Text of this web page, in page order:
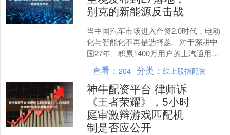
别克的新能源反击战
当中国汽车市场进入合资2.0时代，电动
化与智能化不再是选择题。对于深耕中
国27年、积累1400万用户的上汽通用别
克而言，这场变革既是挑战，更是对长
期主义造车理念....
查看：204 分类：线上股指配资
神牛配资平台 律师诉
《王者荣耀》，5小时
庭审激辩游戏匹配机
制是否应公开